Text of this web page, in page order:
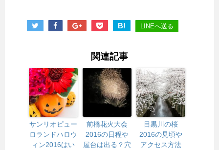
B! LINEへ送る
関連記事
サンリオピュー
ロランドハロウ
ィン2016はい
前橋花火大会
2016の日程や
屋台は出る？穴
目黒川の桜
2016の見頃や
アクセス方法